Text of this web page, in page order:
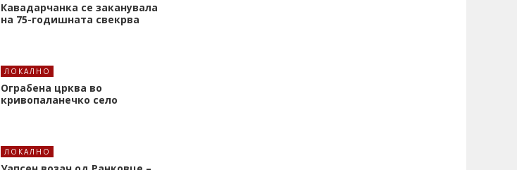
Кавадарчанка се заканувала
на 75-годишната свекрва
ЛОКАЛНО
Ограбена црква во
кривопаланечко село
ЛОКАЛНО